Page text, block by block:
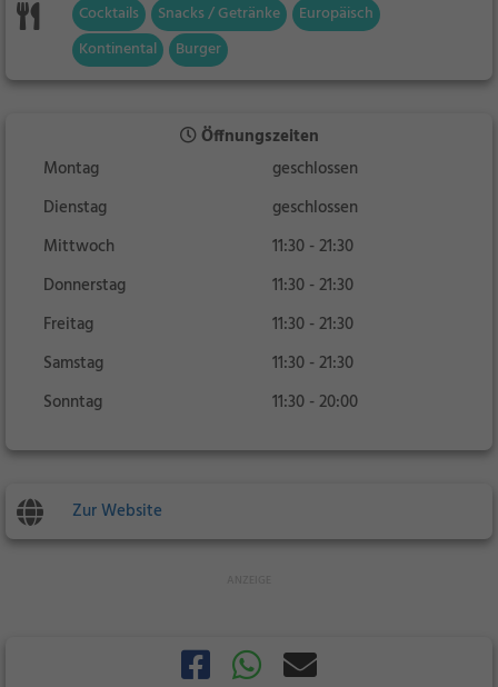
Cocktails
Snacks / Getränke
Europäisch
Kontinental
Burger
Öffnungszeiten
Montag
geschlossen
Dienstag
geschlossen
Mittwoch
11:30 - 21:30
Donnerstag
11:30 - 21:30
Freitag
11:30 - 21:30
Samstag
11:30 - 21:30
Sonntag
11:30 - 20:00
Zur Website